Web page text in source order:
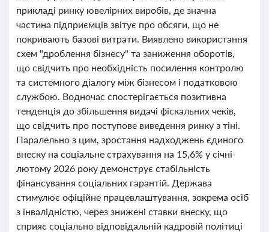
прикладі ринку ювелірних виробів, де значна
частина підприємців звітує про обсяги, що не
покривають базові витрати. Виявлено використання
схем "дроблення бізнесу" та заниження оборотів,
що свідчить про необхідність посилення контролю
та системного діалогу між бізнесом і податковою
службою. Водночас спостерігається позитивна
тенденція до збільшення видачі фіскальних чеків,
що свідчить про поступове виведення ринку з тіні.
Паралельно з цим, зростання надходжень єдиного
внеску на соціальне страхування на 15,6% у січні-
лютому 2026 року демонструє стабільність
фінансування соціальних гарантій. Держава
стимулює офіційне працевлаштування, зокрема осіб
з інвалідністю, через знижені ставки внеску, що
сприяє соціально відповідальній кадровій політиці